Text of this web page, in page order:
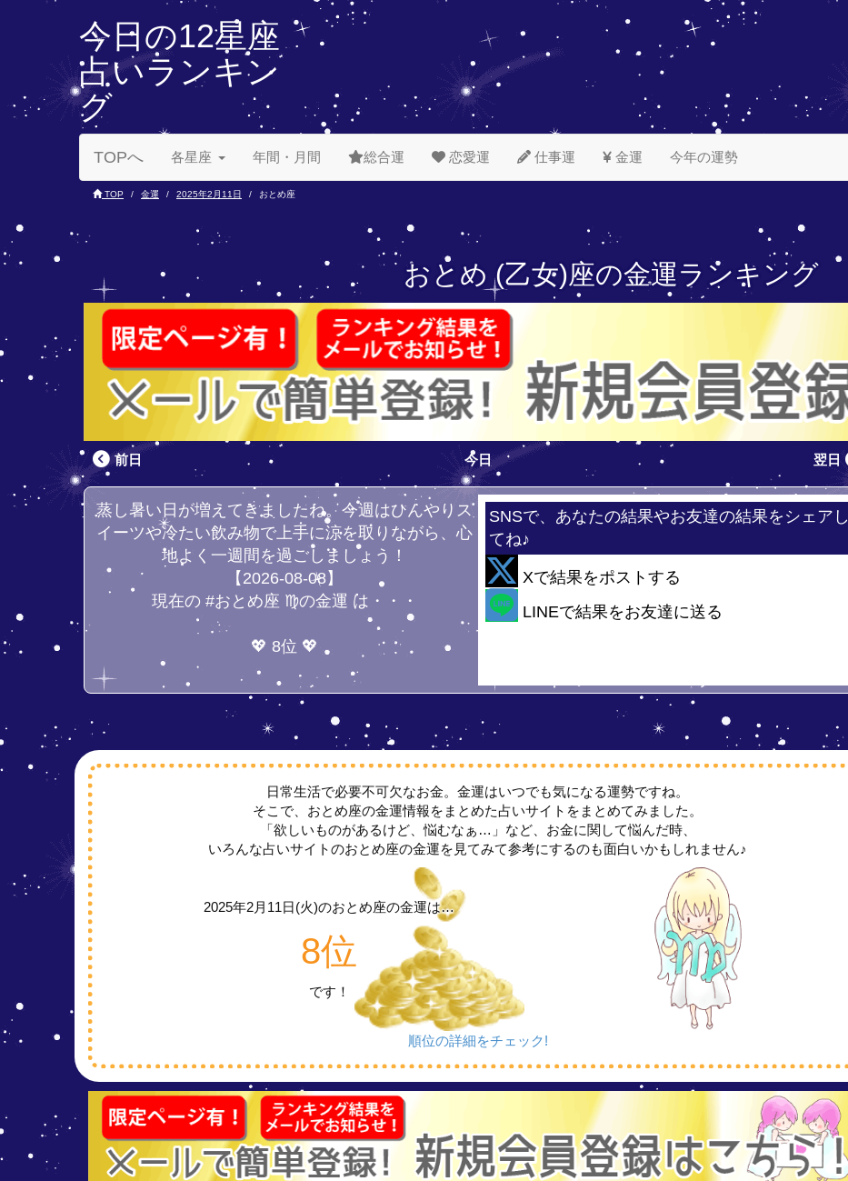
今日の12星座
占いランキン
グ
TOPへ 各星座 年間・月間 総合運 恋愛運 仕事運 金運 今年の運勢
TOP 金運 2025年2月11日 おとめ座
おとめ (乙女)座の金運ランキング
前日 今日 翌日
蒸し暑い日が増えてきましたね。今週はひんやりス
イーツや冷たい飲み物で上手に涼を取りながら、心
地よく一週間を過ごしましょう！
【2026-08-08】
現在の #おとめ座 ♍の金運 は・・・
💖 8位 💖
SNSで、あなたの結果やお友達の結果をシェアし
てね♪
Xで結果をポストする
LINEで結果をお友達に送る
日常生活で必要不可欠なお金。金運はいつでも気になる運勢ですね。
そこで、おとめ座の金運情報をまとめた占いサイトをまとめてみました。
「欲しいものがあるけど、悩むなぁ…」など、お金に関して悩んだ時、
いろんな占いサイトのおとめ座の金運を見てみて参考にするのも面白いかもしれません♪
2025年2月11日(火)のおとめ座の金運は…
8位
です！
順位の詳細をチェック!